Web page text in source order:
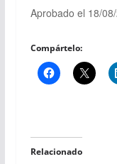
Aprobado el 18/
Compártelo:
Relacionado